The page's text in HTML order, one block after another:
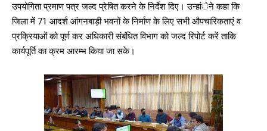
उपयोगिता प्रमाण पत्र जल्द प्रेषित करने के निर्देश दिए। उन्हांेने कहा कि
जिला में 71 आदर्श आंगनबाड़ी भवनों के निर्माण के लिए सभी औपचारिकताएं व
प्रक्रियाओं को पूर्ण कर अधिकारी संबंधित विभाग को जल्द रिपोर्ट करें ताकि
कार्यपूर्ति का क्रम आरम्भ किया जा सके।